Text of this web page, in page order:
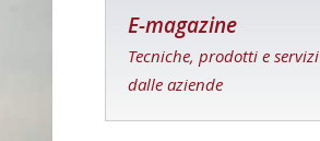
E-magazine
Tecniche, prodotti e servizi
dalle aziende